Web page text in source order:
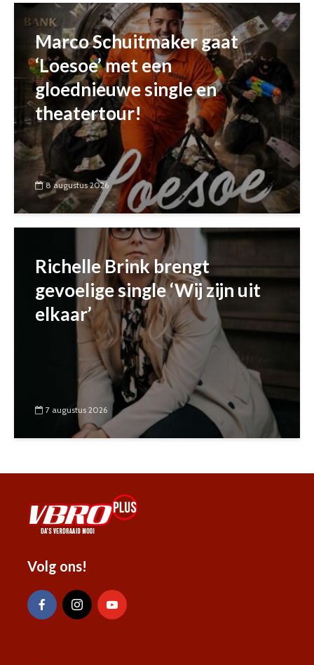
Marco Schuitmaker gaat
‘Loesoe’ met een
gloednieuwe single en
theatertour!
8 augustus 2026
Richelle Brink brengt
gevoelige single ‘Wij zijn uit
elkaar’
7 augustus 2026
Volg ons!